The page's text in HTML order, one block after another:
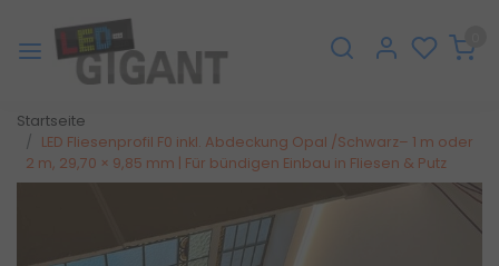
Startseite
LED Fliesenprofil F0 inkl. Abdeckung Opal /Schwarz– 1 m oder
2 m, 29,70 × 9,85 mm | Für bündigen Einbau in Fliesen & Putz